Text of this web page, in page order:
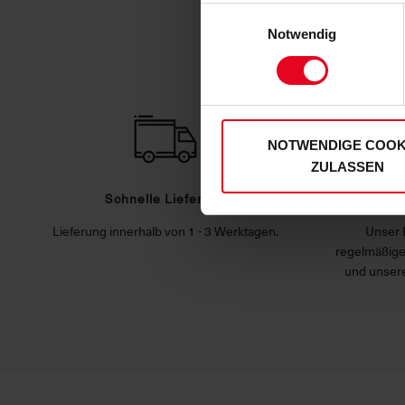
zulassen“-Button stimmen
personenbezogenen Daten
Soweit Sie „Notwendige
Notwendig
NOTWENDIGE
ZULASSEN
Schnelle Lieferung
Lieferung innerhalb von 1 - 3 Werktagen.
Unser
und